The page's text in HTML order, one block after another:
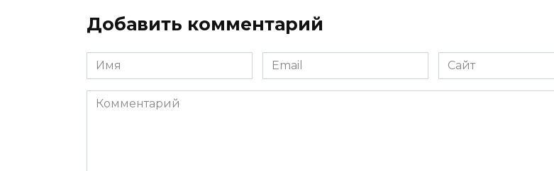
Добавить комментарий
Имя
*
Email
*
Сайт
Комментарий